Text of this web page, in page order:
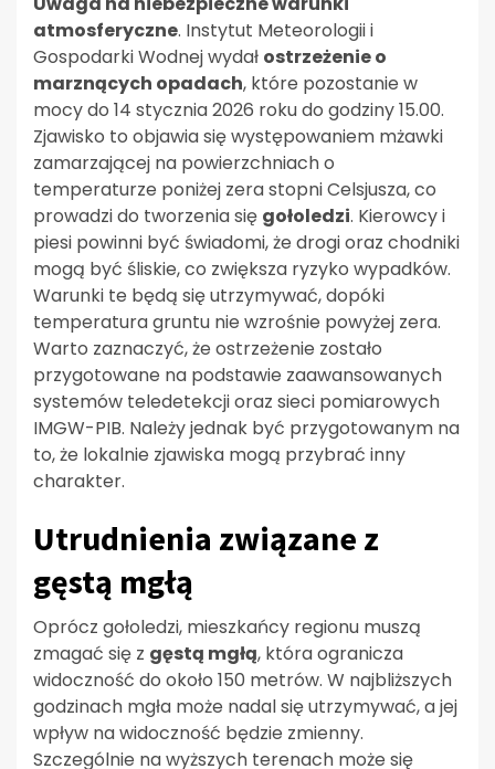
atmosferyczne. Instytut Meteorologii i
Gospodarki Wodnej wydał ostrzeżenie o
marznących opadach, które pozostanie w
mocy do 14 stycznia 2026 roku do godziny 15.00.
Zjawisko to objawia się występowaniem mżawki
zamarzającej na powierzchniach o
temperaturze poniżej zera stopni Celsjusza, co
prowadzi do tworzenia się gołoledzi. Kierowcy i
piesi powinni być świadomi, że drogi oraz chodniki
mogą być śliskie, co zwiększa ryzyko wypadków.
Warunki te będą się utrzymywać, dopóki
temperatura gruntu nie wzrośnie powyżej zera.
Warto zaznaczyć, że ostrzeżenie zostało
przygotowane na podstawie zaawansowanych
systemów teledetekcji oraz sieci pomiarowych
IMGW-PIB. Należy jednak być przygotowanym na
to, że lokalnie zjawiska mogą przybrać inny
charakter.
Utrudnienia związane z
gęstą mgłą
Oprócz gołoledzi, mieszkańcy regionu muszą
zmagać się z gęstą mgłą, która ogranicza
widoczność do około 150 metrów. W najbliższych
godzinach mgła może nadal się utrzymywać, a jej
wpływ na widoczność będzie zmienny.
Szczególnie na wyższych terenach może się